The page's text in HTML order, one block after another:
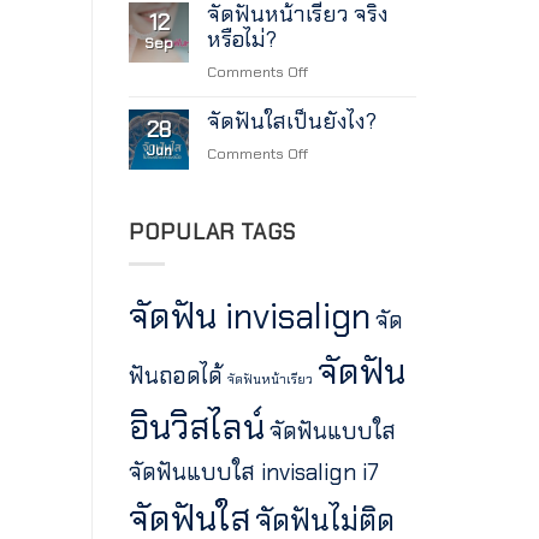
หรือ
วิธี
ระหว่าง
จัด
ฟัน
12
Sep
จัดฟันหน้าเรียว จริง
หรือไม่?
Comments Offon
ฟัน
28
Jun
จัดฟันใสเป็นยังไง?
Comments Offon
POPULAR TAGS
จัดฟัน invisalign จัด
ฟันถอดได้ จัดฟันหน้าเรียว จัดฟัน
อินวิสไลน์ จัดฟันแบบใส
จัดฟันแบบใส invisalign i7
จัดฟันใสจัดฟันไม่ติด